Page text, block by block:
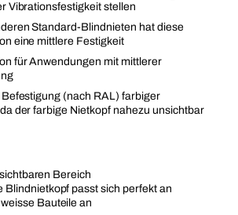
Vibrationsfestigkeit stellen
Standard-Blindnieten hat diese
eine mittlere Festigkeit
für Anwendungen mit mittlerer
(nach RAL) farbiger
der farbige Nietkopf nahezu unsichtbar
Bereich
Blindnietkopf passt sich perfekt an
Bauteile an